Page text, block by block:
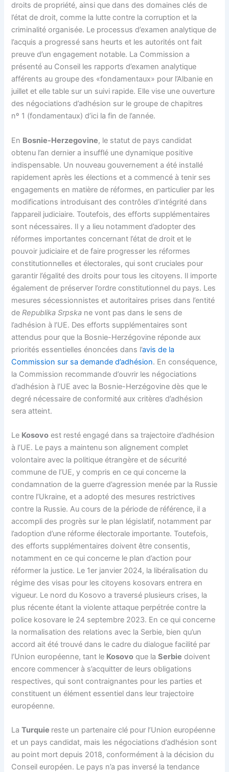
droits de propriété, ainsi que dans des domaines clés de
l’état de droit, comme la lutte contre la corruption et la
criminalité organisée. Le processus d’examen analytique de
l’acquis a progressé sans heurts et les autorités ont fait
preuve d’un engagement notable. La Commission a
présenté au Conseil les rapports d’examen analytique
afférents au groupe des «fondamentaux» pour l’Albanie en
juillet et elle table sur un suivi rapide. Elle vise une ouverture
des négociations d’adhésion sur le groupe de chapitres
nº 1 (fondamentaux) d’ici la fin de l’année.
En Bosnie-Herzegovine, le statut de pays candidat
obtenu l’an dernier a insufflé une dynamique positive
indispensable. Un nouveau gouvernement a été installé
rapidement après les élections et a commencé à tenir ses
engagements en matière de réformes, en particulier par les
modifications introduisant des contrôles d’intégrité dans
l’appareil judiciaire. Toutefois, des efforts supplémentaires
sont nécessaires. Il y a lieu notamment d’adopter des
réformes importantes concernant l’état de droit et le
pouvoir judiciaire et de faire progresser les réformes
constitutionnelles et électorales, qui sont cruciales pour
garantir l’égalité des droits pour tous les citoyens. Il importe
également de préserver l’ordre constitutionnel du pays. Les
mesures sécessionnistes et autoritaires prises dans l’entité
de Republika Srpska ne vont pas dans le sens de
l’adhésion à l’UE. Des efforts supplémentaires sont
attendus pour que la Bosnie-Herzégovine réponde aux
priorités essentielles énoncées dans l’avis de la
Commission sur sa demande d’adhésion. En conséquence,
la Commission recommande d’ouvrir les négociations
d’adhésion à l’UE avec la Bosnie-Herzégovine dès que le
degré nécessaire de conformité aux critères d’adhésion
sera atteint.
Le Kosovo est resté engagé dans sa trajectoire d’adhésion
à l’UE. Le pays a maintenu son alignement complet
volontaire avec la politique étrangère et de sécurité
commune de l’UE, y compris en ce qui concerne la
condamnation de la guerre d’agression menée par la Russie
contre l’Ukraine, et a adopté des mesures restrictives
contre la Russie. Au cours de la période de référence, il a
accompli des progrès sur le plan législatif, notamment par
l’adoption d’une réforme électorale importante. Toutefois,
des efforts supplémentaires doivent être consentis,
notamment en ce qui concerne le plan d’action pour
réformer la justice. Le 1er janvier 2024, la libéralisation du
régime des visas pour les citoyens kosovars entrera en
vigueur. Le nord du Kosovo a traversé plusieurs crises, la
plus récente étant la violente attaque perpétrée contre la
police kosovare le 24 septembre 2023. En ce qui concerne
la normalisation des relations avec la Serbie, bien qu’un
accord ait été trouvé dans le cadre du dialogue facilité par
l’Union européenne, tant le Kosovo que laSerbie doivent
encore commencer à s’acquitter de leurs obligations
respectives, qui sont contraignantes pour les parties et
constituent un élément essentiel dans leur trajectoire
européenne.
LaTurquie reste un partenaire clé pour l’Union européenne
et un pays candidat, mais les négociations d’adhésion sont
au point mort depuis 2018, conformément à la décision du
Conseil européen. Le pays n’a pas inversé la tendance